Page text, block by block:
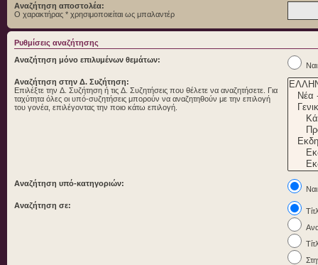
Αναζήτηση αποστολέα:
Ο χαρακτήρας * χρησιμοποιείται ως μπαλαντέρ
Ρυθμίσεις αναζήτησης
Αναζήτηση μόνο επιλυμένων θεμάτων:
Ναι
Αναζήτηση στην Δ. Συζήτηση:
Επιλέξτε την Δ. Συζήτηση ή τις Δ. Συζητήσεις που θέλετε να αναζητήσετε. Για
ταχύτητα όλες οι υπό-συζητήσεις μπορούν να αναζητηθούν με την επιλογή
του γονέα, επιλέγοντας την ποιο κάτω επιλογή.
Αναζήτηση υπό-κατηγοριών:
Ναι
Αναζήτηση σε: